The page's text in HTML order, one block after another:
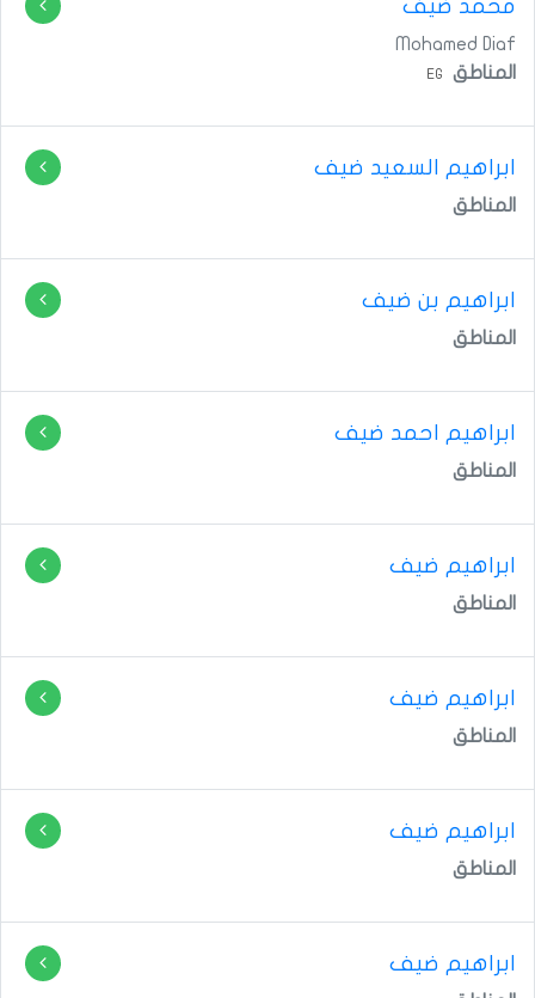
محمد ضيف
Mohamed Diaf
المناطق
EG
ابراهيم السعيد ضيف
المناطق
ابراهيم بن ضيف
المناطق
المناطق
ابراهيم ضيف
المناطق
ابراهيم ضيف
المناطق
ابراهيم ضيف
المناطق
ابراهيم ضيف